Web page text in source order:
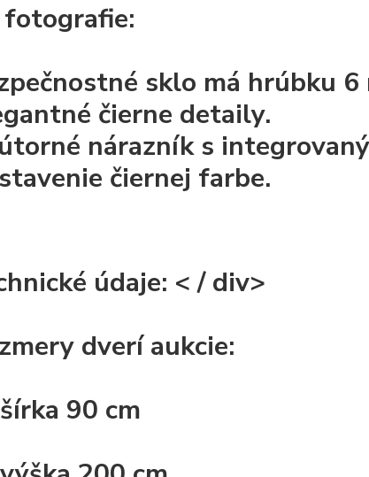
fotografie:
sklo má hrúbku 6
čierne detaily.
nárazník s
čiernej farbe.
údaje: < / div>
dverí aukcie:
šírka 90 cm